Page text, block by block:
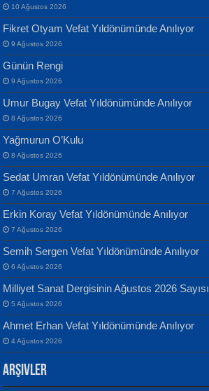
MUSTAFA KELOĞLU
Yarına İz Bırakmak...
ATİLLA ÖZEN
Sultan Olmadan Önce Eyüp...
EKREM KARABABA
Yaralı Şiir...
Yılmaz Ekinci
Geceye Söylenen...
Banu Sancak
Defterimden İçeri...
İsmail Aydos
İnkisar...
10 Ağustos 2026
Fikret Otyam Vefat Yıldönümünde Anılıyor
9 Ağustos 2026
Günün Rengi
9 Ağustos 2026
Umur Bugay Vefat Yıldönümünde Anılıyor
8 Ağustos 2026
Yağmurun O’Kulu
8 Ağustos 2026
Sedat Umran Vefat Yıldönümünde Anılıyor
7 Ağustos 2026
Erkin Koray Vefat Yıldönümünde Anılıyor
7 Ağustos 2026
Semih Sergen Vefat Yıldönümünde Anılıyor
6 Ağustos 2026
Milliyet Sanat Dergisinin Ağustos 2026 Sayısı
5 Ağustos 2026
Ahmet Erhan Vefat Yıldönümünde Anılıyor
4 Ağustos 2026
Arşivler